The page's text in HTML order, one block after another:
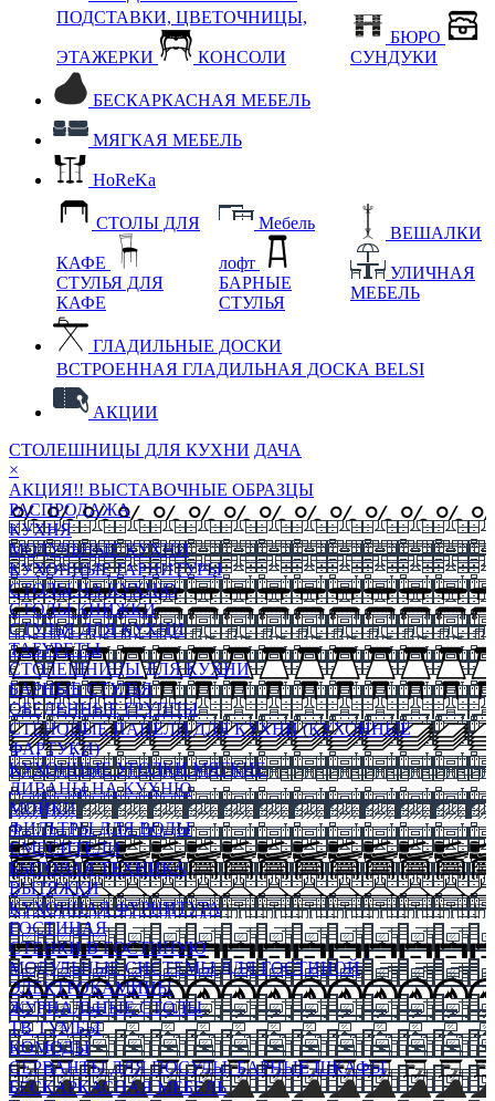
ПОДСТАВКИ, ЦВЕТОЧНИЦЫ,
ЭТАЖЕРКИ КОНСОЛИ
БЮРО
СУНДУКИ
БЕСКАРКАСНАЯ МЕБЕЛЬ
МЯГКАЯ МЕБЕЛЬ
HoReKa
СТОЛЫ ДЛЯ
КАФЕ
СТУЛЬЯ ДЛЯ
КАФЕ
Мебель
лофт
БАРНЫЕ
СТУЛЬЯ
ВЕШАЛКИ
УЛИЧНАЯ
МЕБЕЛЬ
ГЛАДИЛЬНЫЕ ДОСКИ
ВСТРОЕННАЯ ГЛАДИЛЬНАЯ ДОСКА BELSI
АКЦИИ
СТОЛЕШНИЦЫ ДЛЯ КУХНИ ДАЧА
×
АКЦИЯ!! ВЫСТАВОЧНЫЕ ОБРАЗЦЫ
РАСПРОДАЖА
КУХНЯ
МОДУЛЬНЫЕ КУХНИ
КУХОННЫЕ ГАРНИТУРЫ
СТОЛЫ НА КУХНЮ
СТОЛЫ КНИЖКИ
СТУЛЬЯ ДЛЯ КУХНИ
ТАБУРЕТЫ
СТОЛЕШНИЦЫ ДЛЯ КУХНИ
БАРНЫЕ СТУЛЬЯ
ОБЕДЕННЫЕ ГРУППЫ
СТЕНОВЫЕ ПАНЕЛИ ДЛЯ КУХНИ (КУХОННЫЕ
ФАРТУКИ)
КУХОННЫЕ УГОЛКИ МЯГКИЕ
ДИВАНЫ НА КУХНЮ
МОЙКИ
ФИЛЬТРЫ ДЛЯ ВОДЫ
СМЕСИТЕЛИ
БЫТОВАЯ ТЕХНИКА
ВЫТЯЖКИ
КУХОННАЯ ФУРНИТУРА
ГОСТИНАЯ
СТЕНКИ В ГОСТИНУЮ
МОДУЛЬНЫЕ СИСТЕМЫ ДЛЯ ГОСТИНОЙ
ЭЛЕКТРОКАМИНЫ
ЖУРНАЛЬНЫЕ СТОЛЫ
ТВ ТУМБЫ
КОМОДЫ
СЕРВАНТЫ ДЛЯ ПОСУДЫ, БАРНЫЕ ШКАФЫ
БЕСКАРКАСНАЯ МЕБЕЛЬ